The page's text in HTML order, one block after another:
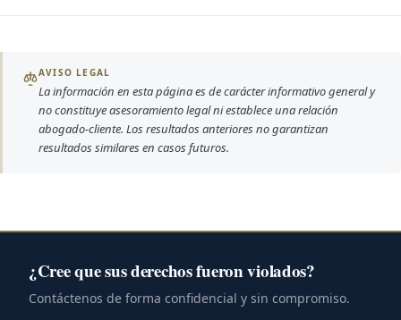
AVISO LEGAL
La información en esta página es de carácter informativo general y
no constituye asesoramiento legal ni establece una relación
abogado-cliente. Los resultados anteriores no garantizan
resultados similares en casos futuros.
¿Cree que sus derechos fueron violados?
Contáctenos de forma confidencial y sin compromiso.